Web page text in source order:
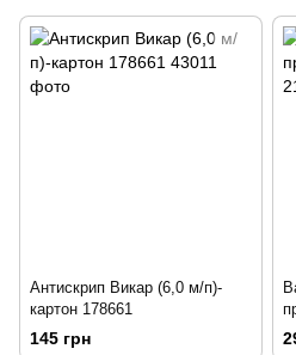
Антискрип Викар (6,0 м/п)-
картон 178661
145 грн